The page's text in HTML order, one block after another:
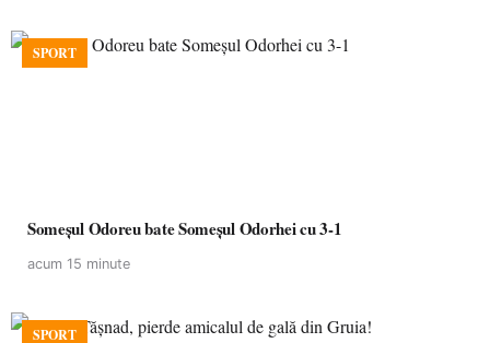
SPORT
Someșul Odoreu bate Someșul Odorhei cu 3-1
acum 15 minute
SPORT